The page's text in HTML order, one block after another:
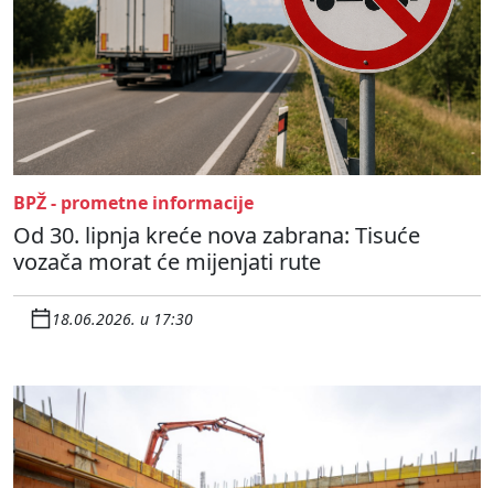
BPŽ - prometne informacije
Od 30. lipnja kreće nova zabrana: Tisuće
vozača morat će mijenjati rute
18.06.2026. u 17:30